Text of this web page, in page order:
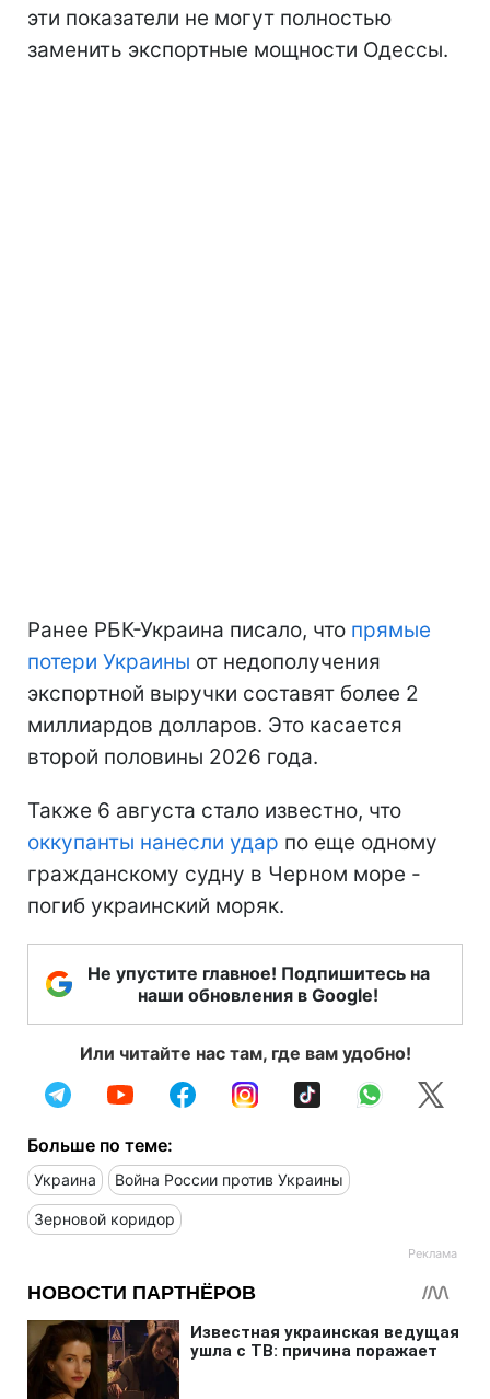
эти показатели не могут полностью
заменить экспортные мощности Одессы.
Ранее РБК-Украина писало, что прямые
потери Украины от недополучения
экспортной выручки составят более 2
миллиардов долларов. Это касается
второй половины 2026 года.
Также 6 августа стало известно, что
оккупанты нанесли удар по еще одному
гражданскому судну в Черном море -
погиб украинский моряк.
Не упустите главное! Подпишитесь на
наши обновления в Google!
Или читайте нас там, где вам удобно!
Больше по теме:
Украина Война России против Украины
Зерновой коридор